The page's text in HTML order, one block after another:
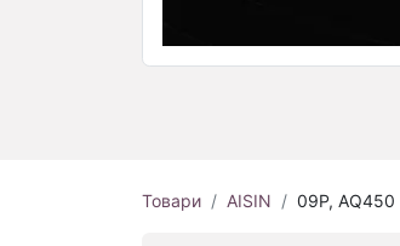
Товари AISIN 09P, AQ450